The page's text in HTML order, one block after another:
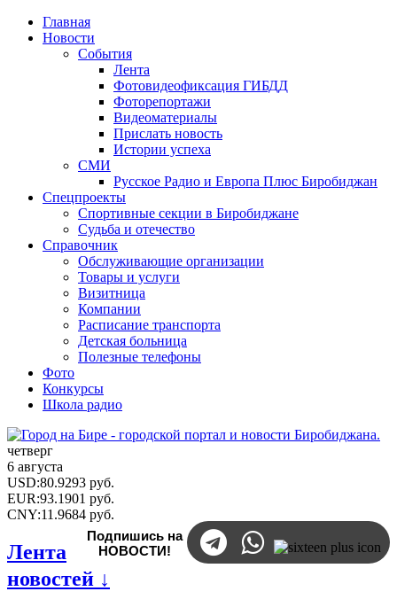
Главная
Новости
События
Лента
Фотовидеофиксация ГИБДД
Фоторепортажи
Видеоматериалы
Прислать новость
Истории успеха
СМИ
Русское Радио и Европа Плюс Биробиджан
Спецпроекты
Спортивные секции в Биробиджане
Судьба и отечество
Справочник
Обслуживающие организации
Товары и услуги
Визитница
Компании
Расписание транспорта
Детская больница
Полезные телефоны
Фото
Конкурсы
Школа радио
четверг
6 августа
USD:80.9293 руб.
EUR:93.1901 руб.
CNY:11.9684 руб.
Подпишись на
НОВОСТИ!
Лента
новостей ↓